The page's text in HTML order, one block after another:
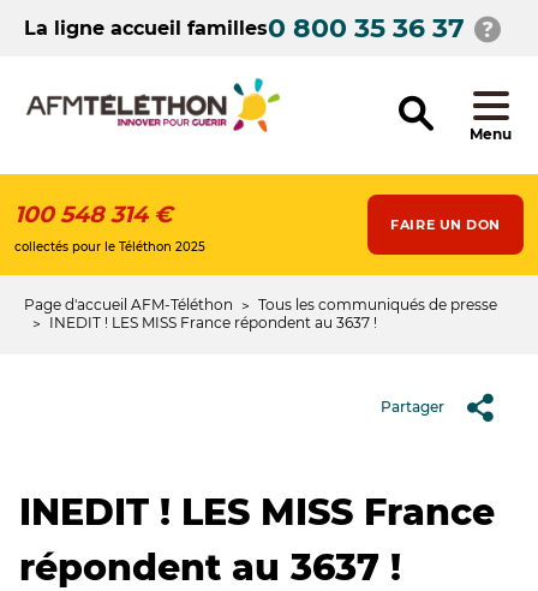
contenuLa ligne accueil familles0 800 35 36 37
Menu
100 548 314 €
collectés pour le Téléthon 2025
FAIRE UN DON
Fil
Page d'accueil AFM-Téléthon
Tous les communiqués de presse
INEDIT ! LES MISS France répondent au 3637 !
Partager
INEDIT ! LES MISS France
répondent au 3637 !